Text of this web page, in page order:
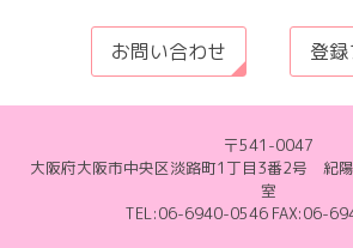
お問い合わせ 登
〒541-0047
大阪府大阪市中央区淡路町1丁目3番2号 紀
室
TEL:06-6940-0546 FAX:06-